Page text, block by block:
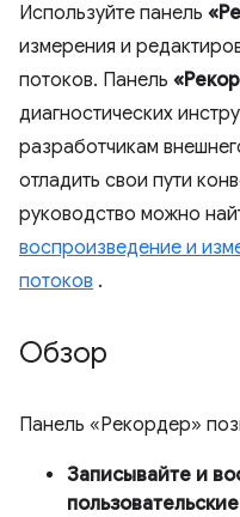
Используйте панель
измерения и
потоков. Панель
диагностических
разработчикам
отладить свои пути
руководство можно
воспроизведение и
потоков .
Обзор
Панель «Рекордер»
Записывайте и